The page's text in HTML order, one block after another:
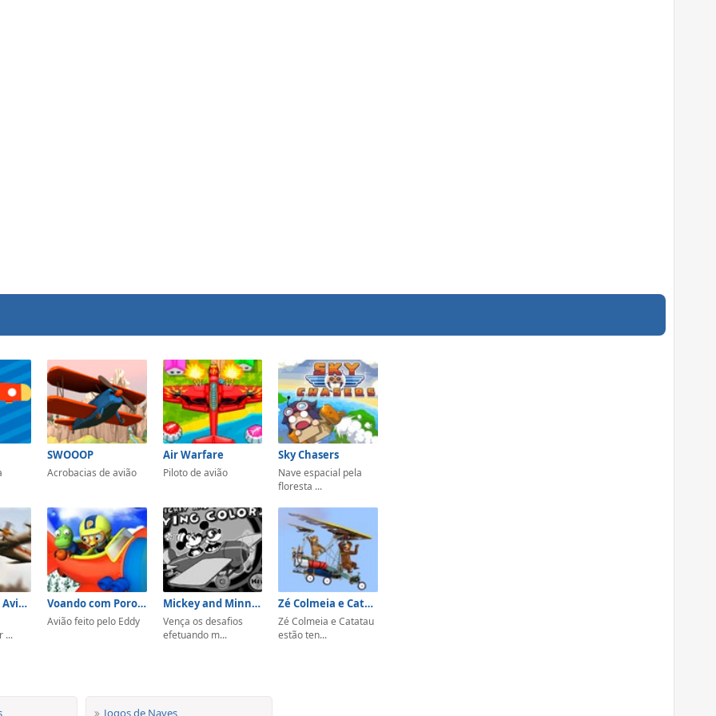
SWOOOP
Acrobacias de avião
Air Warfare
Piloto de avião
Sky Chasers
Nave espacial pela
floresta ...
Simulador de Avião
...
Voando com Pororo e Crong
Avião feito pelo Eddy
Mickey and Minnie in Flying Colors
Vença os desafios
efetuando m...
Zé Colmeia e Catatau: Voando de Ultraleve
Zé Colmeia e Catatau
estão ten...
Jogos de Naves